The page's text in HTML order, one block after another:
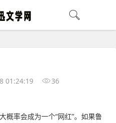
01:24:19 36
概率会成为一个“网红”。如果鲁